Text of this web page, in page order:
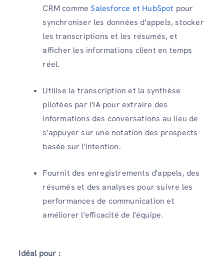
CRM commeSalesforce et HubSpot pour
synchroniser les données d'appels, stocker
les transcriptions et les résumés, et
afficher les informations client en temps
réel.
Utilise la transcription et la synthèse
pilotées par l'IA pour extraire des
informations des conversations au lieu de
s'appuyer sur une notation des prospects
basée sur l'intention.
Fournit des enregistrements d'appels, des
résumés et des analyses pour suivre les
performances de communication et
améliorer l'efficacité de l'équipe.
Idéal pour :